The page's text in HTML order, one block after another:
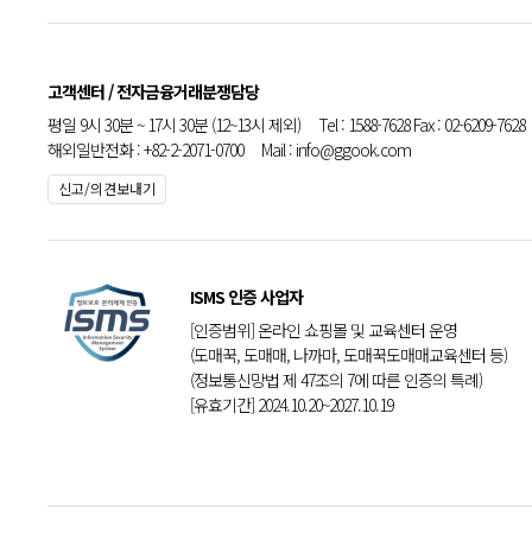
고객센터 / 전자금융거래분쟁담당
평일 9시 30분 ~ 17시 30분 (12~13시 제외) Tel : 1588-7628 Fax : 02-6209-7628
해외일반전화 : +82-2-2071-0700 Mail : info@ggook.com
신고/의견보내기
ISMS 인증 사업자
[인증범위] 온라인 쇼핑몰 및 교육센터 운영
(도매꾹, 도매매, 나까마, 도매꾹도매매교육센터 등)
(정보통신망법 제 47조의 7에 따른 인증의 특례)
[유효기간] 2024.10.20~2027.10.19